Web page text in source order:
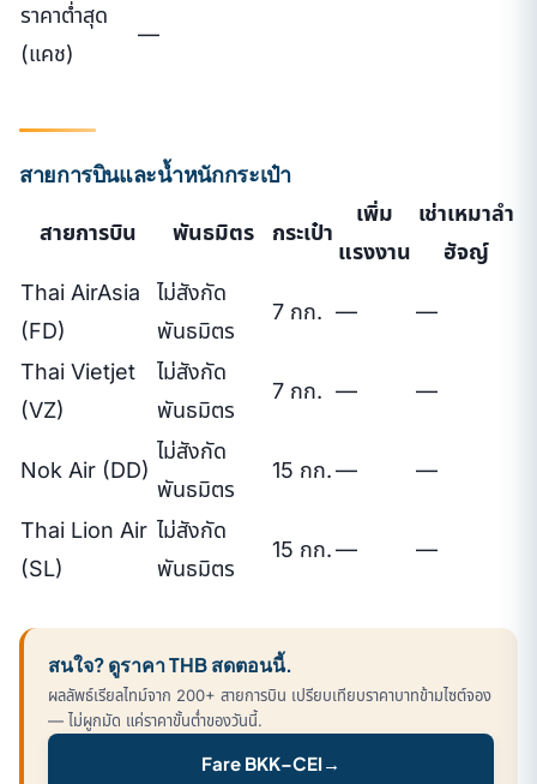
ราคาต่ำสุด
(แคช)
—
สายการบินและน้ำหนักกระเป๋า
สายการบิน พันธมิตร กระเป๋า
เพิ่ม
แรงงาน
เช่าเหมาลำ
ฮัจญ์
Thai AirAsia
(FD)
ไม่สังกัด
พันธมิตร
7 กก. — —
Thai Vietjet
(VZ)
ไม่สังกัด
พันธมิตร
7 กก. — —
Nok Air (DD)
ไม่สังกัด
พันธมิตร
15 กก.— —
Thai Lion Air
(SL)
ไม่สังกัด
พันธมิตร
15 กก.— —
สนใจ? ดูราคา THB สดตอนนี้.
ผลลัพธ์เรียลไทม์จาก 200+ สายการบิน เปรียบเทียบราคาบาทข้ามไซต์จอง
— ไม่ผูกมัด แค่ราคาขั้นต่ำของวันนี้.
Fare BKK–CEI→